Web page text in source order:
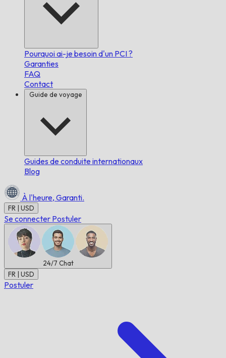
Pourquoi ai-je besoin d'un PCI ?
Garanties
FAQ
Contact
Guide de voyage
Guides de conduite internationaux
Blog
À l'heure, Garanti.
FR | USD
Se connecter Postuler
24/7 Chat
FR | USD
Postuler